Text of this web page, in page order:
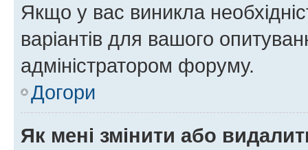
Якщо у вас виникла
варіантів для вашого
адміністратором форуму.
Догори
Як мені змінити або